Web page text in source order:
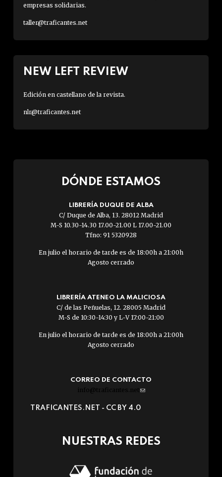
empresas solidarias.
taller@traficantes.net
NEW LEFT REVIEW
Edición en castellano de la revista.
nlr@traficantes.net
DÓNDE ESTAMOS
LIBRERÍA DUQUE DE ALBA
C/ Duque de Alba, 13. 28012 Madrid
M-S 10.30-14.30 17.00-21.00 L 17.00-21.00
Tfno: 91 5320928
En julio el horario de tarde es de 18:00h a 21:00h
Agosto cerrado
LIBRERÍA ATENEO LA MALICIOSA
C/ de las Peñuelas, 12. 28005 Madrid
M-S de 10:30-14:30 y L-V 17:00-21:00
En julio el horario de tarde es de 18:00h a 21:00h
Agosto cerrado
CORREO DE CONTACTO
info@traficantes.net (link
e-
TRAFICANTES.NET - CC BY 4.0
NUESTRAS REDES